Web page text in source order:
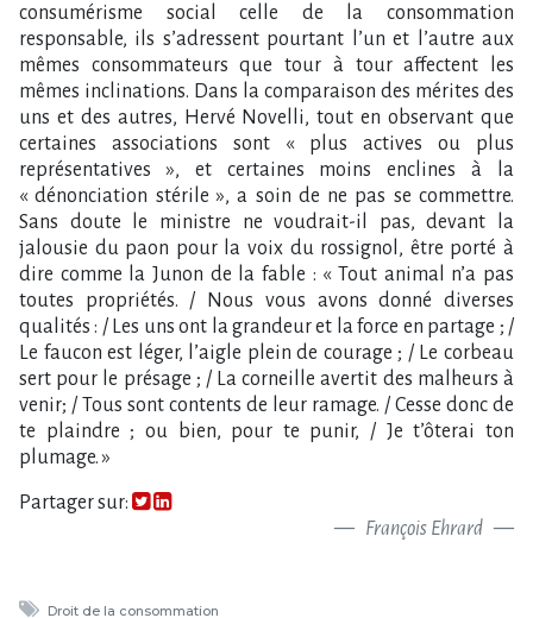
consumérisme social celle de la consommation
responsable, ils s’adressent pourtant l’un et l’autre aux
mêmes consommateurs que tour à tour affectent les
mêmes inclinations. Dans la comparaison des mérites des
uns et des autres, Hervé Novelli, tout en observant que
certaines associations sont « plus actives ou plus
représentatives », et certaines moins enclines à la
« dénonciation stérile », a soin de ne pas se commettre.
Sans doute le ministre ne voudrait-il pas, devant la
jalousie du paon pour la voix du rossignol, être porté à
dire comme la Junon de la fable : « Tout animal n’a pas
toutes propriétés. / Nous vous avons donné diverses
qualités : / Les uns ont la grandeur et la force en partage ; /
Le faucon est léger, l’aigle plein de courage ; / Le corbeau
sert pour le présage ; / La corneille avertit des malheurs à
venir; / Tous sont contents de leur ramage. / Cesse donc de
te plaindre ; ou bien, pour te punir, / Je t’ôterai ton
plumage. »
Partager sur:
François Ehrard
Droit de la consommation